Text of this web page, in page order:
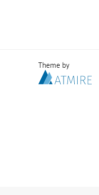
Theme by